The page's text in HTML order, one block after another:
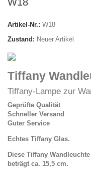
Artikel-Nr.: W18
Zustand: Neuer Artikel
Tiffany
Tiffany-Lampe zur
Geprüfte Qualität
Schneller Versand
Guter Service
Echtes Tiffany Glas.
Diese Tiffany
beträgt ca. 15,5 cm.